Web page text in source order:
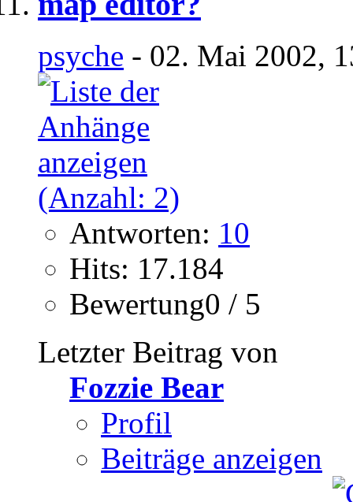
psyche - 02. Mai 2002,
Antworten: 10
Hits: 17.184
Bewertung0 / 5
Letzter Beitrag von
Fozzie Bear
Profil
Beiträge anzeigen